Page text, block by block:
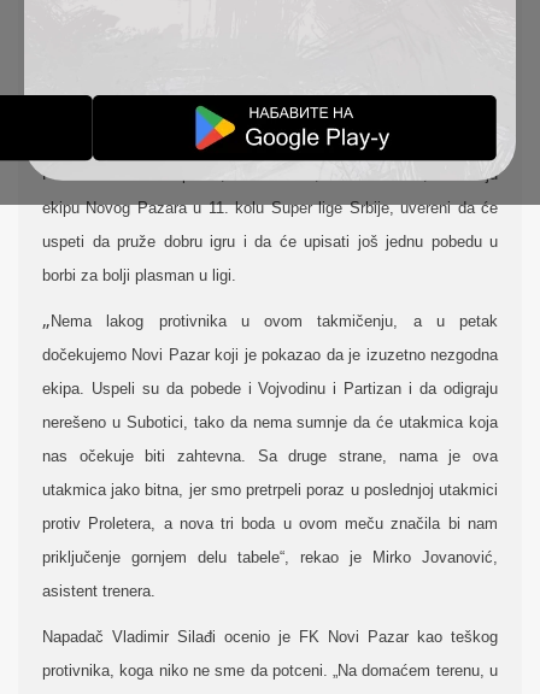
14-10-2020
Fudbaleri TSC-a u petak, 16. oktobra, od 18.00 sati, dočekuju
ekipu Novog Pazara u 11. kolu Super lige Srbije, uvereni da će
uspeti da pruže dobru igru i da će upisati još jednu pobedu u
borbi za bolji plasman u ligi.
„ Nema lakog protivnika u ovom takmičenju, a u petak
dočekujemo Novi Pazar koji je pokazao da je izuzetno nezgodna
ekipa. Uspeli su da pobede i Vojvodinu i Partizan i da odigraju
nerešeno u Subotici, tako da nema sumnje da će utakmica koja
nas očekuje biti zahtevna. Sa druge strane, nama je ova
utakmica jako bitna, jer smo pretrpeli poraz u poslednjoj utakmici
protiv Proletera, a nova tri boda u ovom meču značila bi nam
priključenje gornjem delu tabele“, rekao je Mirko Jovanović,
asistent trenera.
Napadač Vladimir Silađi ocenio je FK Novi Pazar kao teškog
protivnika, koga niko ne sme da potceni. „Na domaćem terenu, u